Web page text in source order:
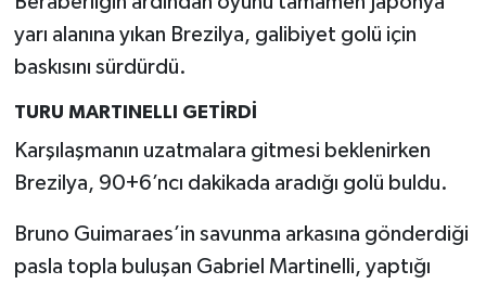
yarı alanına yıkan Brezilya, galibiyet golü için
baskısını sürdürdü.
TURU MARTINELLI GETİRDİ
Karşılaşmanın uzatmalara gitmesi beklenirken
Brezilya, 90+6’ncı dakikada aradığı golü buldu.
Bruno Guimaraes’in savunma arkasına gönderdiği
pasla topla buluşan Gabriel Martinelli, yaptığı